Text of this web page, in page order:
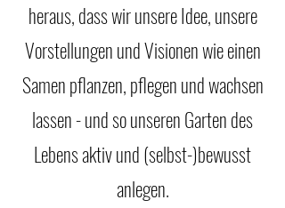
heraus, dass wir unsere Idee, unsere
Vorstellungen und Visionen wie einen
Samen pflanzen, pflegen und wachsen
lassen - und so unseren Garten des
Lebens aktiv und (selbst-)bewusst
anlegen.